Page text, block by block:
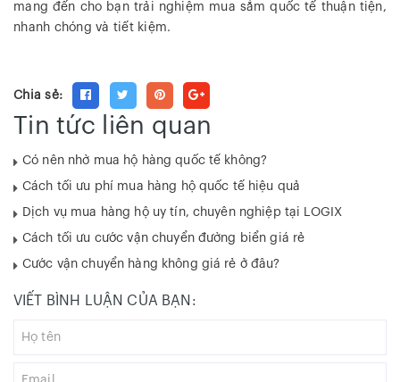
mang đến cho bạn trải nghiệm mua sắm quốc tế thuận tiện,
nhanh chóng và tiết kiệm.
Chia sẻ:
Tin tức liên quan
Có nên nhờ mua hộ hàng quốc tế không?
Cách tối ưu phí mua hàng hộ quốc tế hiệu quả
Dịch vụ mua hàng hộ uy tín, chuyên nghiệp tại LOGIX
Cách tối ưu cước vận chuyển đường biển giá rẻ
Cước vận chuyển hàng không giá rẻ ở đâu?
VIẾT BÌNH LUẬN CỦA BẠN: